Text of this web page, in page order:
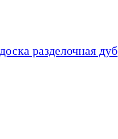
доска разделочная дуб